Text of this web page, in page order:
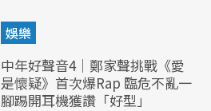
娛樂
中年好聲音4｜鄭家聲挑戰《愛
是懷疑》首次爆Rap 臨危不亂一
腳踢開耳機獲讚「好型」